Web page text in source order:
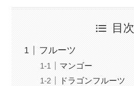
目次
フルーツ
マンゴー
ドラゴンフルーツ